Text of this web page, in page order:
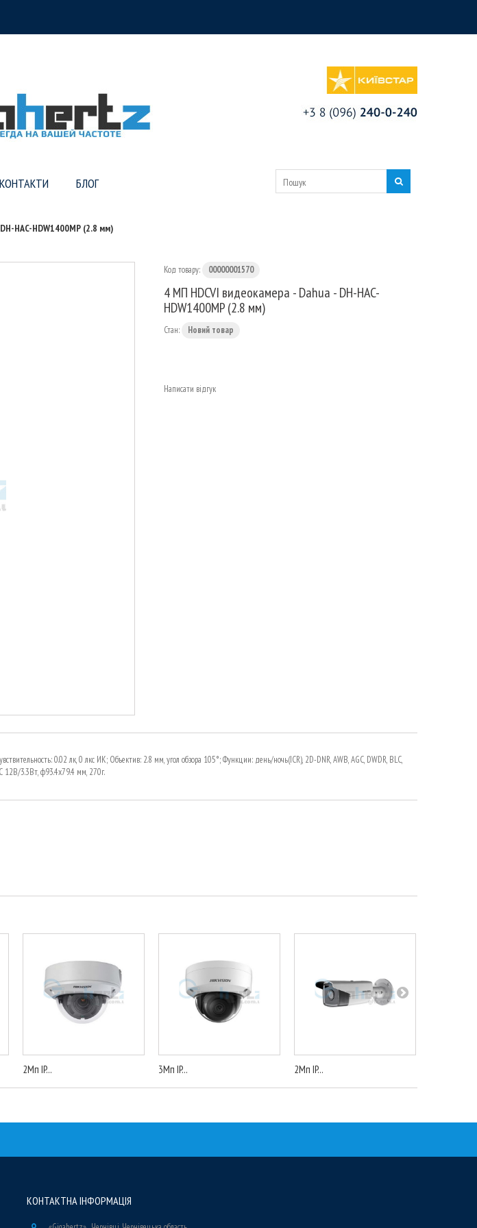
КОНТАКТИ БЛОГ
HAC-HDW1400MP (2.8 мм)
Код товару: 00000001570
4 МП HDCVI видеокамера - Dahua - DH-HAC-
HDW1400MP (2.8 мм)
Стан: Новий товар
Написати відгук
0.02 лк, 0 лкс ИК; Объектив: 2.8 мм, угол обзора 105°; Функции: день/ночь(ICR), 2D-DNR, AWB, AGC, DWDR, BLC,
12В/3.3Вт, ф93.4x79.4 мм, 270г.
2Мп IP... 3Мп IP... 2Мп IP...
КОНТАКТНА ІНФОРМАЦІЯ